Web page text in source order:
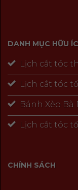
DANH MỤC HỮU
Lịch cắt tóc
Lịch cắt tóc
Bánh Xèo Bà
Lịch cắt tóc
CHÍNH SÁCH